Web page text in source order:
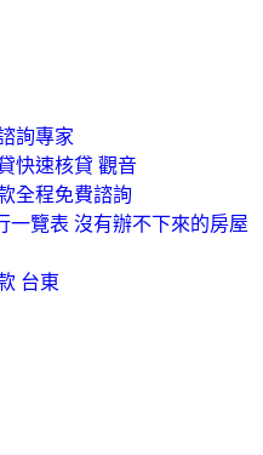
詢專家
快速核貸 觀音
全程免費諮詢
一覽表 沒有辦不下來的房屋
台東